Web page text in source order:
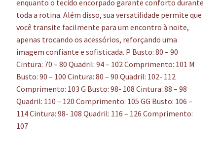
enquanto o tecido encorpado garante conforto durante
toda a rotina. Além disso, sua versatilidade permite que
você transite facilmente para um encontro à noite,
apenas trocando os acessórios, reforçando uma
imagem confiante e sofisticada. P Busto: 80 – 90
Cintura: 70 – 80 Quadril: 94 – 102 Comprimento: 101 M
Busto: 90 – 100 Cintura: 80 – 90 Quadril: 102- 112
Comprimento: 103 G Busto: 98- 108 Cintura: 88 – 98
Quadril: 110 – 120 Comprimento: 105 GG Busto: 106 –
114 Cintura: 98- 108 Quadril: 116 – 126 Comprimento:
107